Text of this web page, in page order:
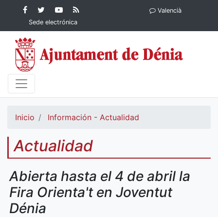
Contenido principalFacebook
Ayuntamiento de
Dénia
Ayuntamiento
de Dénia
YouTube
Ayuntamiento
de Dénia
Ayuntamiento
Sede electrónica
Valencià
Inicio Información - Actualidad
Actualidad
Abierta hasta el 4 de abril la
Fira Orienta't en Joventut
Dénia